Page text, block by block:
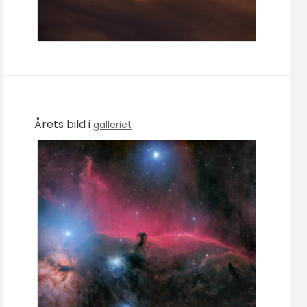
Årets bild i galleriet